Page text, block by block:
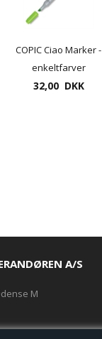
COPIC Ciao Marker -
enkeltfarver
32,00 DKK
A/S
M